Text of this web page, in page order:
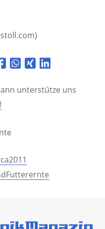
unterstütze uns